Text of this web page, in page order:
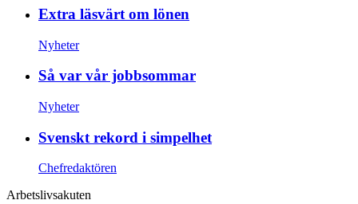
Extra läsvärt om lönen
Nyheter
Så var vår jobbsommar
Nyheter
Svenskt rekord i simpelhet
Chefredaktören
Arbetslivsakuten